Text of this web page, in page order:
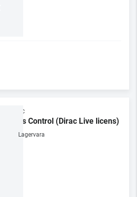
Dirac
Bass Control (Dirac Live licens)
Lagervara